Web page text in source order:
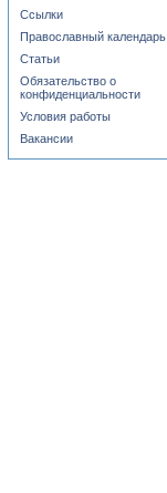
Ссылки
Православный календарь
Статьи
Обязательство о
конфиденциальности
Условия работы
Вакансии